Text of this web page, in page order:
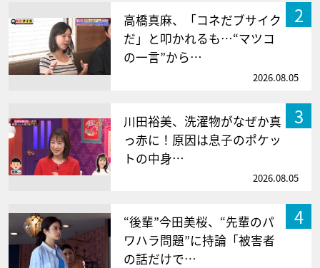
2
高橋真麻、「コネだブサイク
だ」と叩かれるも…“マツコ
の一言”から…
2026.08.05
3
川田裕美、洗濯物がなぜか真
っ赤に！原因は息子のポケッ
トの中身…
2026.08.05
4
“後輩”今田美桜、“先輩のパ
ワハラ問題”に持論「被害者
の話だけで…